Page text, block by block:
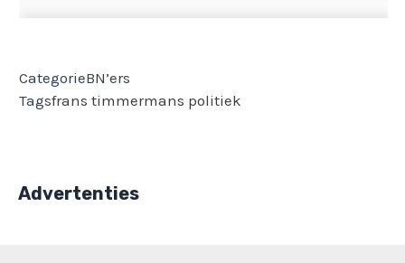
CategorieBN’ers
Tagsfrans timmermans politiek
Advertenties